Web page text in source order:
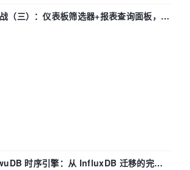
（三）：仪表板筛选器+报表查询面板，参
时序引擎：从 InfluxDB 迁移的完整